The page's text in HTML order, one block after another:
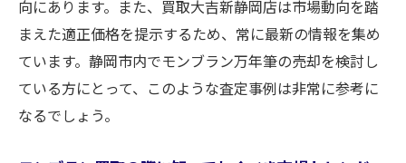
向にあります。また、買取大吉新静岡店は市場動向を踏
まえた適正価格を提示するため、常に最新の情報を集め
ています。静岡市内でモンブラン万年筆の売却を検討し
ている方にとって、このような査定事例は非常に参考に
なるでしょう。